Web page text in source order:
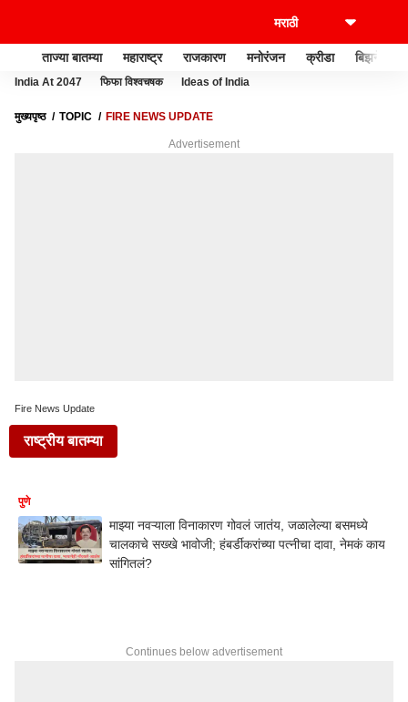
ताज्या बातम्या महाराष्ट्र राजकारण मनोरंजन क्रीडा बिझनेस
India At 2047 फिफा विश्वचषक Ideas of India
मुख्यपृष्ठ TOPIC FIRE NEWS UPDATE
Advertisement
Fire News Update
राष्ट्रीय बातम्या
पुणे
माझ्या नवऱ्याला विनाकारण गोवलं जातंय, जळालेल्या बसमध्ये
चालकाचे सख्खे भावोजी; हंबर्डीकरांच्या पत्नीचा दावा, नेमकं काय
सांगितलं?
Continues below advertisement